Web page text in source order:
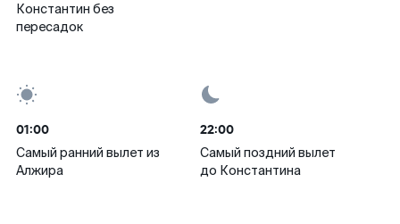
Константин без
пересадок
01:00
Самый ранний вылет из
Алжира
22:00
Самый поздний вылет
до Константина